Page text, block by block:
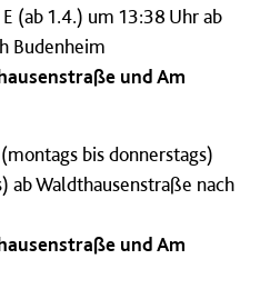
(ab 1.4.) um 13:38 Uhr ab
Budenheim
und Am
bis donnerstags)
ab Waldthausenstraße nach
und Am